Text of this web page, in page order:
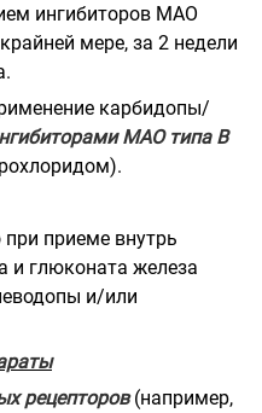
ингибиторов МАО
мере, за 2 недели
карбидопы/
МАО типа В
приеме внутрь
и глюконата железа
и/или
рецепторов(например,